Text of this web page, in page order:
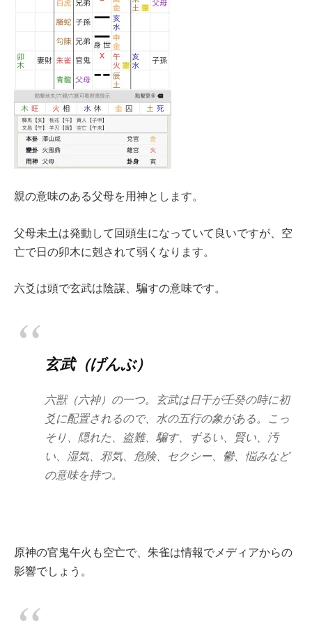
親の意味のある父母を用神とします。
父母未土は発動して回頭生になっていて良いですが、空
亡で日の卯木に剋されて弱くなります。
六爻は頭で玄武は陰謀、騙すの意味です。
玄武（げんぶ）
六獣（六神）の一つ。玄武は日干が壬癸の時に初
爻に配置されるので、水の五行の象がある。こっ
そり、隠れた、盗難、騙す、ずるい、賢い、汚
い、湿気、邪気、危険、セクシー、鬱、悩みなど
の意味を持つ。
原神の官鬼午火も空亡で、朱雀は情報でメディアからの
影響でしょう。